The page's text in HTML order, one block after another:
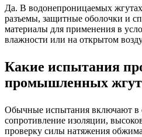
Да. В водонепроницаемых
разъемы, защитные оболочки и
материалы для применения в
влажности или на открытом
Какие испытания
промышленных
Обычные испытания включают в
сопротивление изоляции,
проверку силы натяжения